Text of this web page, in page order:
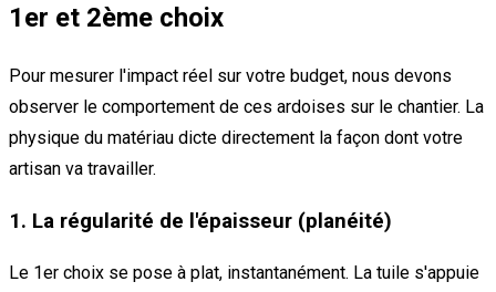
1er et 2ème choix
Pour mesurer l'impact réel sur votre budget, nous devons
observer le comportement de ces ardoises sur le chantier. La
physique du matériau dicte directement la façon dont votre
artisan va travailler.
1. La régularité de l'épaisseur (planéité)
Le 1er choix se pose à plat, instantanément. La tuile s'appuie